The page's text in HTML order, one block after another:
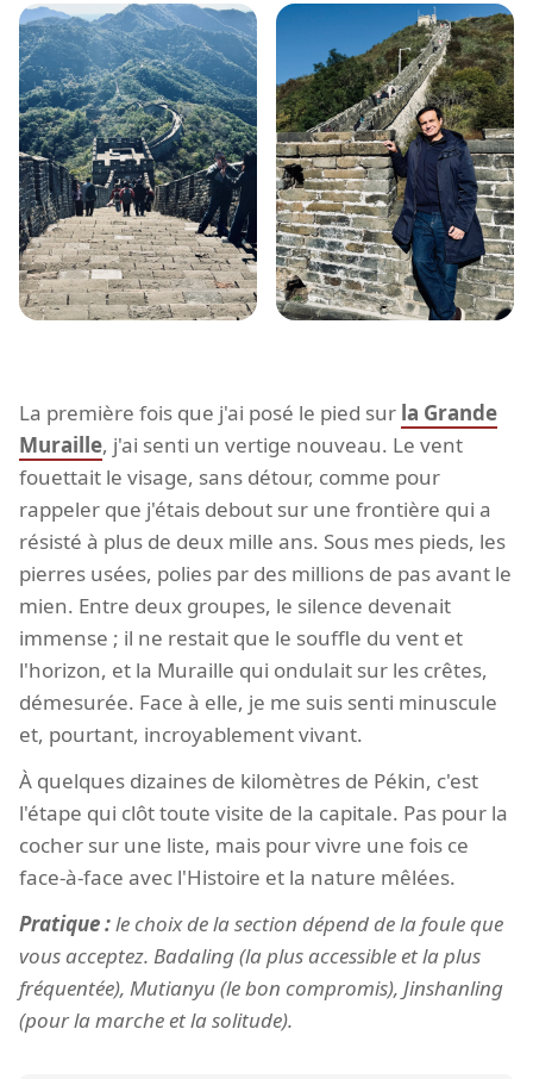
La première fois que j'ai posé le pied sur la Grande
Muraille, j'ai senti un vertige nouveau. Le vent
fouettait le visage, sans détour, comme pour
rappeler que j'étais debout sur une frontière qui a
résisté à plus de deux mille ans. Sous mes pieds, les
pierres usées, polies par des millions de pas avant le
mien. Entre deux groupes, le silence devenait
immense ; il ne restait que le souffle du vent et
l'horizon, et la Muraille qui ondulait sur les crêtes,
démesurée. Face à elle, je me suis senti minuscule
et, pourtant, incroyablement vivant.
À quelques dizaines de kilomètres de Pékin, c'est
l'étape qui clôt toute visite de la capitale. Pas pour la
cocher sur une liste, mais pour vivre une fois ce
face-à-face avec l'Histoire et la nature mêlées.
Pratique :le choix de la section dépend de la foule que
vous acceptez. Badaling (la plus accessible et la plus
fréquentée), Mutianyu (le bon compromis), Jinshanling
(pour la marche et la solitude).